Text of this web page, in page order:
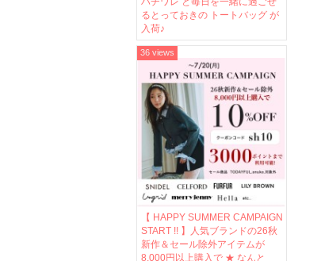
るとっておきの トートバッグ が
入荷♪
【 HAPPY SUMMER CAMPAIGN
START !! 】人気ブランドの26秋
新作＆セール除外アイテムが
8,000円以上購入で ★ なんと
36 views